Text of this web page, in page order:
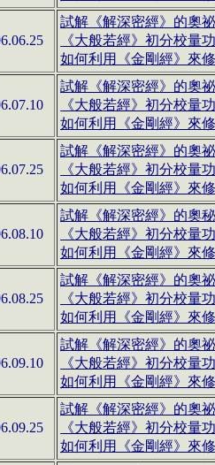
試解《解深密經》的奧
《大般若經》 初分校量
如何利用《金剛經》來
試解《解深密經》的奧
《大般若經》初分校量
如何利用《金剛經》來
試解《解深密經》的奧
《大般若經》初分校量
如何利用《金剛經》來
試解《解深密經》的奧
《大般若經》初分校量
如何利用《金剛經》來
試解《解深密經》的奧
《大般若經》初分校量
如何利用《金剛經》來
試解《解深密經》的奧
《大般若經》初分校量
如何利用《金剛經》來
試解《解深密經》的奧
《大般若經》初分校量
如何利用《金剛經》來